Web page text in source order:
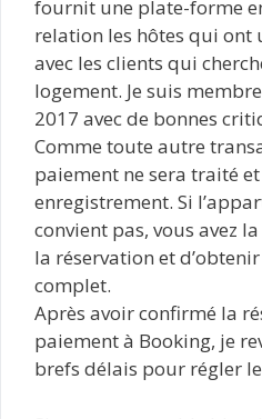
fournit une plate-forme
relation les hôtes qui ont
avec les clients qui
logement. Je suis
2017 avec de bonnes
Comme toute autre
paiement ne sera traité
enregistrement. Si
convient pas, vous avez
la réservation et
complet.
Après avoir confirmé la
paiement à Booking, je
brefs délais pour régler